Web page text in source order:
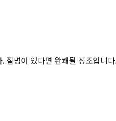
질병이 있다면 완쾌될 징조입니